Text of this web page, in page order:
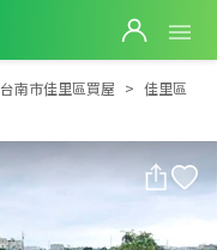
佳里區延平段農建地773坪
台南市佳里區買屋
佳里區